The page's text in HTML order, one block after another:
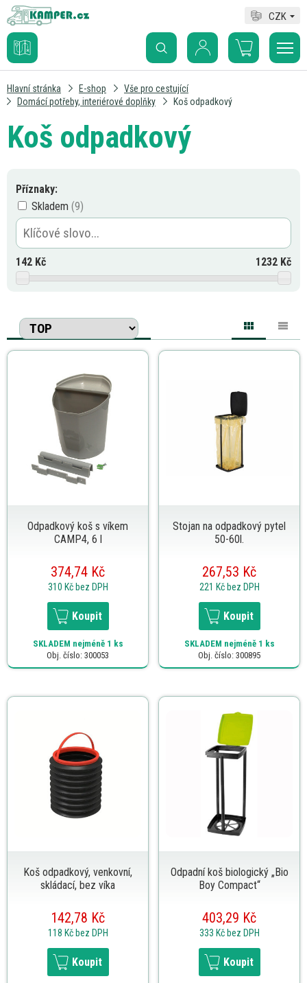
CZK
Hlavní stránka E-shop
Vše pro cestující
Domácí potřeby, interiérové doplňky
Koš odpadkový
Koš odpadkový
Příznaky:
Skladem
142 Kč 1232 Kč
Odpadkový koš s víkem
CAMP4, 6 l
374,74 Kč
310 Kč bez DPH
Koupit
SKLADEM nejméně 1 ks
Obj. číslo: 300053
Stojan na odpadkový pytel
50-60l.
267,53 Kč
221 Kč bez DPH
Koupit
SKLADEM nejméně 1 ks
Obj. číslo: 300895
Koš odpadkový, venkovní,
skládací, bez víka
142,78 Kč
118 Kč bez DPH
Koupit
Odpadní koš biologický „Bio
Boy Compact“
403,29 Kč
333 Kč bez DPH
Koupit